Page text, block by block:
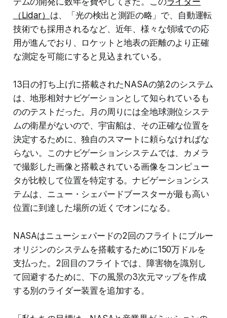
（Lidar） は、「光の検出と測距の略」で、自動運転
技術でも採用されるなど、近年、様々な領域での応
用が進んでおり、ロケットと地表の距離のより正確
な測定を可能にすると見込まれている。
13日の打ち上げに搭載されたNASAの第2のシステム
は、地形相対ナビゲーションとして知られているも
ののテストだった。月の周りには全地球測位システ
ムの衛星がないので、宇宙船は、その正確な位置を
決定するために、独自のスマートに頼らなければな
らない。このナビゲーションシステムでは、カメラ
で撮影した画像と搭載されている画像をコンピュー
タが比較して位置を特定する。ナビゲーションシス
テムは、ニュー・シェパードブースターが最も高い
位置に到達した場所の近くでオンになる。
NASAはニューシェパードの2回のフライトにブルー
オリジンのシステムを搭載するために150万ドルを
支払った。2回目のフライトでは、障害物を識別し
て回避するために、下の風景の3次元マップを作成
する別のライダー装置を追加する。